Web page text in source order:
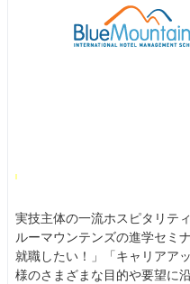
実技主体の一流ホスピタリテ
ルーマウンテンズの進学セミ
就職したい！」「キャリアア
様のさまざまな目的や要望に